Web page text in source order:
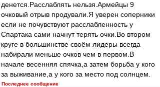
денется.Расслаблять нельзя.Армейцы 9
очковый отрыв продували.Я уверен соперники
если не почувствуют расслабленность у
Спартака сами начнут терять очки.Во втором
круге в большинстве своём лидеры всегда
набирали меньше очков чем в первом.В
начале весенняя спячка,а затем борьба у кого
за выживание,а у кого за место под солнцем.
Последнее сообщение